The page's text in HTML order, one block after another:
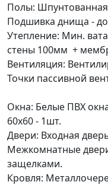
Полы:
Подшивка днища -
Утепление: Мин.
стены 100мм +
Вентиляция:
Точки пассивной
Окна: Белые ПВХ
60х60 - 1шт.
Двери: Входная
Межкомнатные
защелками.
Кровля: